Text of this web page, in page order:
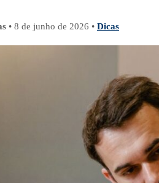
• 8 de junho de 2026 • Dicas